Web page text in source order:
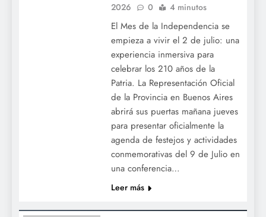
Denuncian que Adorni le pagó en dólares
un año de alquiler adelantado a la madre
2026
0 4 minutos
El Mes de la Independencia se
empieza a vivir el 2 de julio: una
experiencia inmersiva para
celebrar los 210 años de la
Patria. La Representación Oficial
de la Provincia en Buenos Aires
abrirá sus puertas mañana jueves
para presentar oficialmente la
agenda de festejos y actividades
conmemorativas del 9 de Julio en
una conferencia…
Leer más